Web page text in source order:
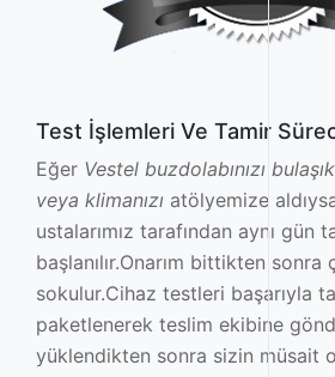
Test İşlemleri Ve Tamir
Eğer Vestel buzdolabınızı
veya klimanızı atölyemize
ustalarımız tarafından aynı gün
başlanılır.Onarım bittikten
sokulur.Cihaz testleri başarıyla
paketlenerek teslim ekibine
yüklendikten sonra sizin müsait